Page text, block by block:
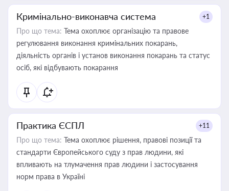
Кримінально-виконавча система +1
Про що тема: Тема охоплює організацію та правове
регулювання виконання кримінальних покарань,
діяльність органів і установ виконання покарань та статус
осіб, які відбувають покарання
Практика ЄСПЛ +11
Про що тема: Тема охоплює рішення, правові позиції та
стандарти Європейського суду з прав людини, які
впливають на тлумачення прав людини і застосування
норм права в Україні